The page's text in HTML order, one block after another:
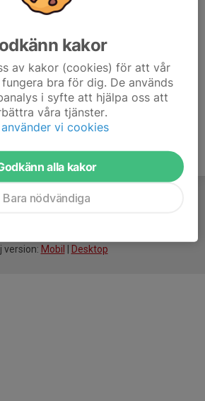
version: Mobil Desktop
kakor
av kakor (cookies) för att vår
bra för dig. De används
i syfte att hjälpa oss att
våra tjänster.
använder vi cookies
alla kakor
Bara nödvändiga